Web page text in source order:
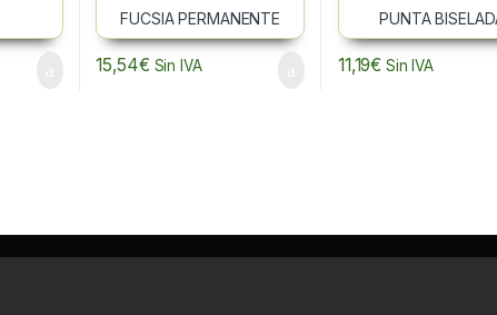
15,54€ Sin IVA 11,19€ Sin IVA